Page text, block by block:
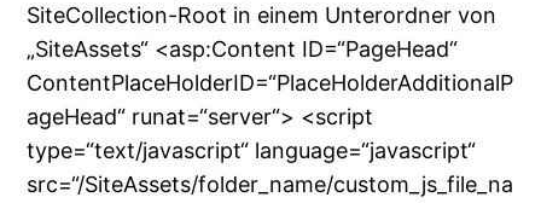
SiteCollection-Root in einem Unterordner von
„SiteAssets“ <asp:Content ID=“PageHead“
ContentPlaceHolderID=“PlaceHolderAdditionalP
ageHead“ runat=“server“> <script
type=“text/javascript“ language=“javascript“
src=“/SiteAssets/folder_name/custom_js_file_na